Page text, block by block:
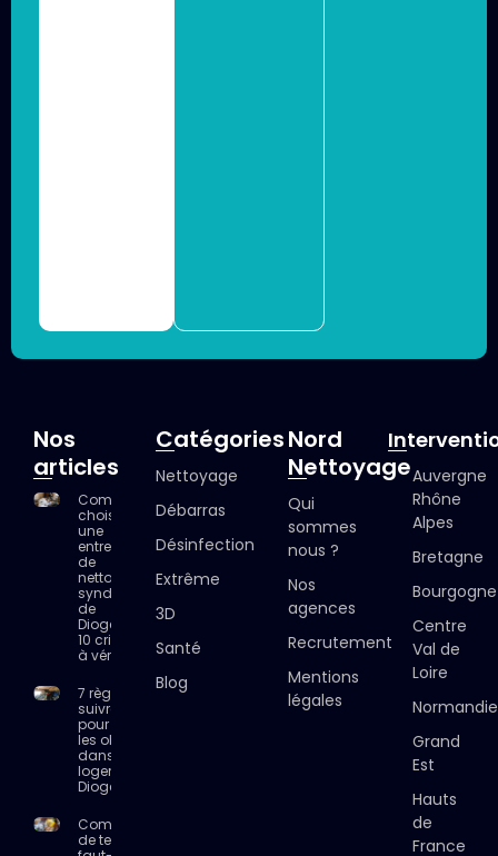
Nos
articles
Comment
choisir
une
entreprise
de
nettoyage
syndrome
de
Diogène ?
10 critères
à vérifier
7 règles à
suivre
pour trier
les objets
dans un
logement
Diogène
Combien
de temps
Catégories
Nettoyage
Débarras
Désinfection
Extrême
3D
Santé
Blog
Nord
Nettoyage
Qui
sommes
nous ?
Nos
agences
Recrutement
Mentions
légales
Auvergne
Rhône
Alpes
Bretagne
Bourgogne
Centre
Val de
Loire
Normandie
Grand
Est
Hauts
de
France